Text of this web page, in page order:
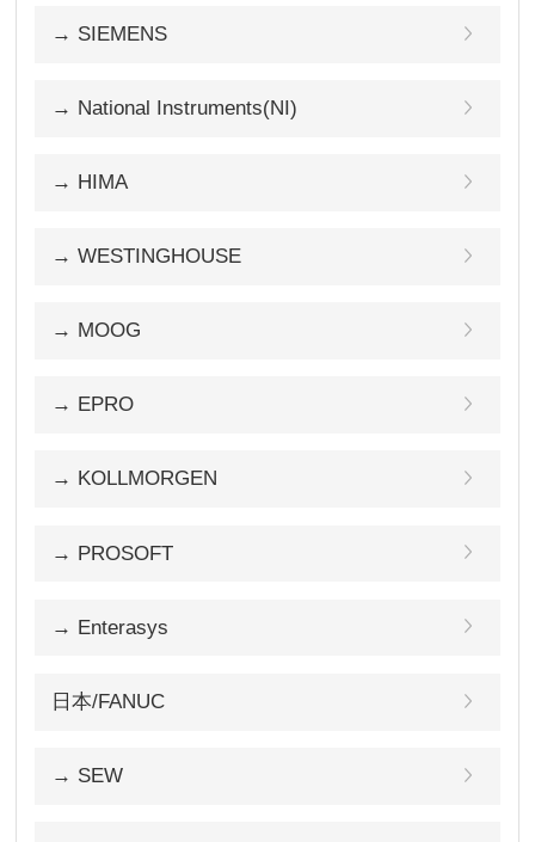
→ SIEMENS
→ National Instruments(NI)
→ HIMA
→ WESTINGHOUSE
→ MOOG
→ EPRO
→ KOLLMORGEN
→ PROSOFT
→ Enterasys
日本/FANUC
→ SEW